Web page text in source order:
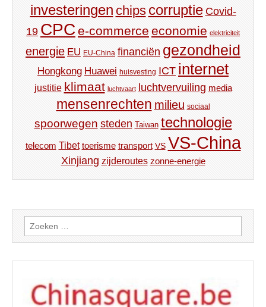
investeringen chips corruptie Covid-
19 CPC e-commerce economie elektriciteit
energie EU EU-China financiën gezondheid
Hongkong Huawei huisvesting ICT internet
justitie klimaat luchtvaart luchtvervuiling media
mensenrechten milieu sociaal
spoorwegen steden Taiwan technologie
telecom Tibet toerisme transport VS VS-China
Xinjiang zijderoutes zonne-energie
Zoeken
naar: